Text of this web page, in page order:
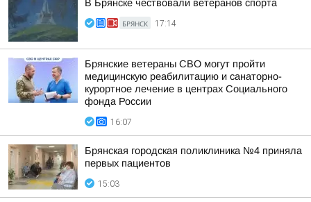
В Брянске чествовали ветеранов спорта
БРЯНСК 17:14
Брянские ветераны СВО могут пройти
медицинскую реабилитацию и санаторно-
курортное лечение в центрах Социального
фонда России
16:07
Брянская городская поликлиника №4 приняла
первых пациентов
15:03